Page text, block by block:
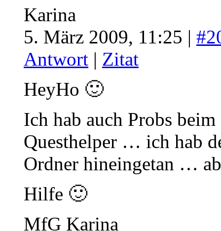
Karina
5. März 2009, 11:25 |
Antwort | Zitat
HeyHo 🙂
Ich hab auch Probs
Questhelper … ich hab
Ordner hineingetan …
Hilfe 🙂
MfG Karina